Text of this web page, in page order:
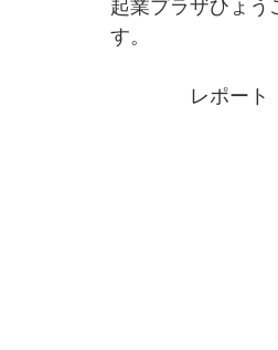
起業プラザひょう
す。
レポート：生